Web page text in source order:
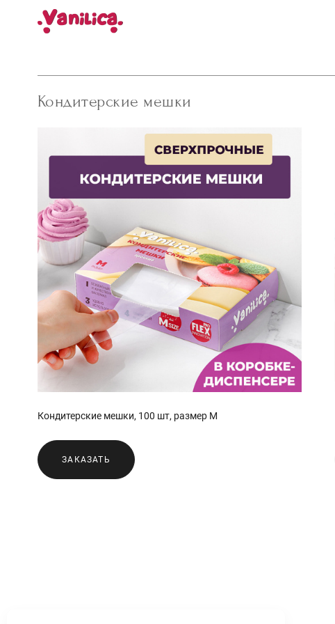
Кондитерские мешки
Кондитерские мешки, 100 шт, размер М
ЗАКАЗАТЬ